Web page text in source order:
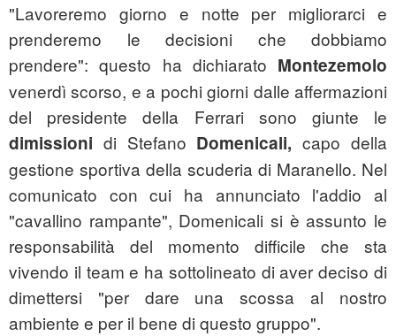
"Lavoreremo giorno e notte per migliorarci e
prenderemo le decisioni che dobbiamo
prendere": questo ha dichiarato Montezemolo
venerdì scorso, e a pochi giorni dalle affermazioni
del presidente della Ferrari sono giunte le
dimissioni di Stefano Domenicali, capo della
gestione sportiva della scuderia di Maranello. Nel
comunicato con cui ha annunciato l'addio al
"cavallino rampante", Domenicali si è assunto le
responsabilità del momento difficile che sta
vivendo il team e ha sottolineato di aver deciso di
dimettersi "per dare una scossa al nostro
ambiente e per il bene di questo gruppo".